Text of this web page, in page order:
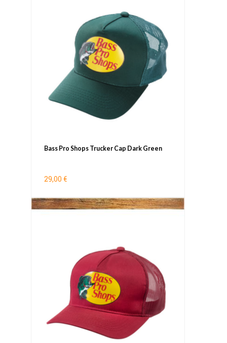
Bass Pro Shops Trucker Cap Dark Green
29,00 €